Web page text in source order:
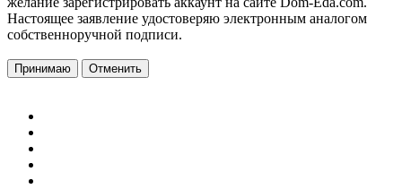
Настоящее заявление удостоверяю электронным аналогом
собственноручной подписи.
Принимаю Отменить